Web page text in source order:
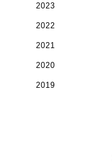
2023
2022
2021
2020
2019